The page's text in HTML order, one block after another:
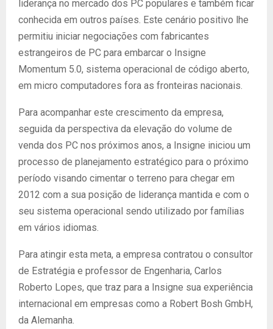
liderança no mercado dos PC populares e também ficar
conhecida em outros países. Este cenário positivo lhe
permitiu iniciar negociações com fabricantes
estrangeiros de PC para embarcar o Insigne
Momentum 5.0, sistema operacional de código aberto,
em micro computadores fora as fronteiras nacionais.
Para acompanhar este crescimento da empresa,
seguida da perspectiva da elevação do volume de
venda dos PC nos próximos anos, a Insigne iniciou um
processo de planejamento estratégico para o próximo
período visando cimentar o terreno para chegar em
2012 com a sua posição de liderança mantida e com o
seu sistema operacional sendo utilizado por famílias
em vários idiomas.
Para atingir esta meta, a empresa contratou o consultor
de Estratégia e professor de Engenharia, Carlos
Roberto Lopes, que traz para a Insigne sua experiência
internacional em empresas como a Robert Bosh GmbH,
da Alemanha.